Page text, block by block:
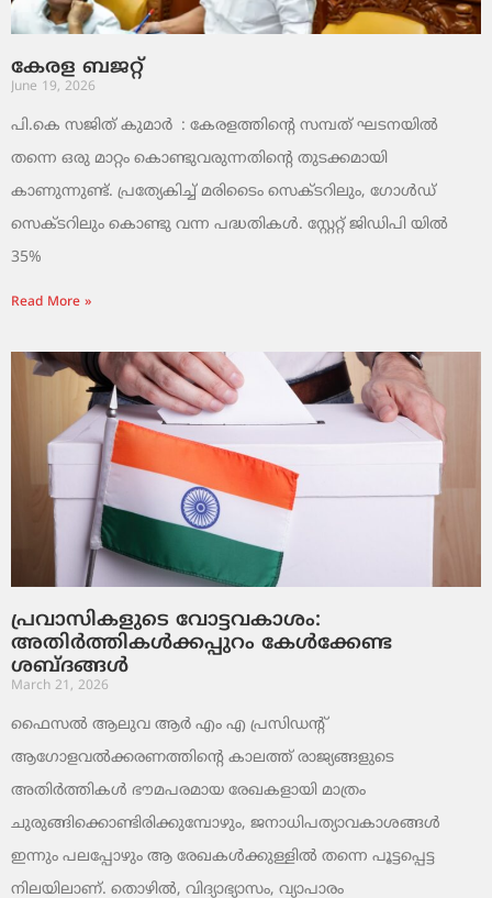
കേരള ബജറ്റ്
June 19, 2026
പി.കെ സജിത് കുമാര്‍ : കേരളത്തിന്റെ സമ്പത് ഘടനയിൽ
തന്നെ ഒരു മാറ്റം കൊണ്ടുവരുന്നതിന്റെ തുടക്കമായി
കാണുന്നുണ്ട്. പ്രത്യേകിച്ച് മരിടൈം സെക്ടറിലും, ഗോൾഡ്
സെക്ടറിലും കൊണ്ടു വന്ന പദ്ധതികൾ. സ്റ്റേറ്റ് ജിഡിപി യിൽ
35%
Read More »
പ്രവാസികളുടെ വോട്ടവകാശം:
അതിർത്തികൾക്കപ്പുറം കേൾക്കേണ്ട
ശബ്ദങ്ങൾ
March 21, 2026
ഫൈസൽ ആലുവ ആർ എം എ പ്രസിഡന്റ്
ആഗോളവൽക്കരണത്തിന്റെ കാലത്ത് രാജ്യങ്ങളുടെ
അതിർത്തികൾ ഭൗമപരമായ രേഖകളായി മാത്രം
ചുരുങ്ങിക്കൊണ്ടിരിക്കുമ്പോഴും, ജനാധിപത്യാവകാശങ്ങൾ
ഇന്നും പലപ്പോഴും ആ രേഖകൾക്കുള്ളിൽ തന്നെ പൂട്ടപ്പെട്ട
നിലയിലാണ്. തൊഴിൽ, വിദ്യാഭ്യാസം, വ്യാപാരം